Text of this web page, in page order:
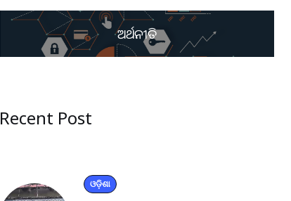
ଅର୍ଥନୀତି
Recent Post
ଓଡ଼ିଶା